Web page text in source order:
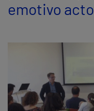
Comunicación
emotivo acto